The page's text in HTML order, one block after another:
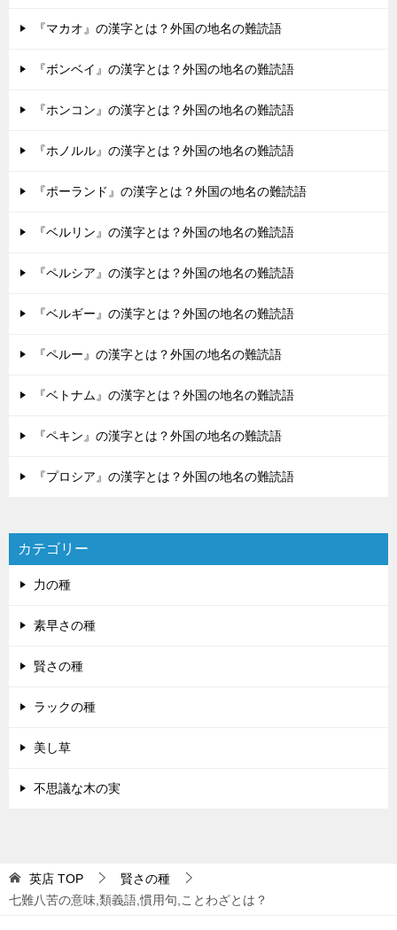
『マカオ』の漢字とは？外国の地名の難読語
『ボンベイ』の漢字とは？外国の地名の難読語
『ホンコン』の漢字とは？外国の地名の難読語
『ホノルル』の漢字とは？外国の地名の難読語
『ポーランド』の漢字とは？外国の地名の難読語
『ベルリン』の漢字とは？外国の地名の難読語
『ペルシア』の漢字とは？外国の地名の難読語
『ベルギー』の漢字とは？外国の地名の難読語
『ペルー』の漢字とは？外国の地名の難読語
『ベトナム』の漢字とは？外国の地名の難読語
『ペキン』の漢字とは？外国の地名の難読語
『プロシア』の漢字とは？外国の地名の難読語
カテゴリー
力の種
素早さの種
賢さの種
ラックの種
美し草
不思議な木の実
英店 TOP
賢さの種
七難八苦の意味,類義語,慣用句,ことわざとは？